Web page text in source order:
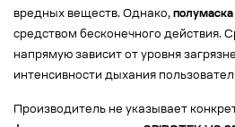
вредных веществ. Однако,
средством бесконечного действия.
напрямую зависит от уровня
интенсивности дыхания
Производитель не указывает